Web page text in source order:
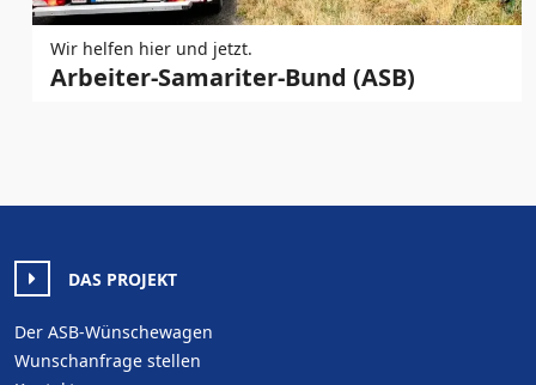
Wir helfen hier und jetzt.
Arbeiter-Samariter-Bund (ASB)
DAS PROJEKT
Der ASB-Wünschewagen
Wunschanfrage stellen